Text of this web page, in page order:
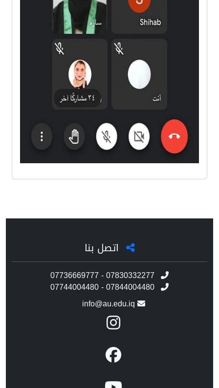
اتصل بنا
07736669777 - 07830332277
07744004480 - 07844004480
info@au.edu.iq